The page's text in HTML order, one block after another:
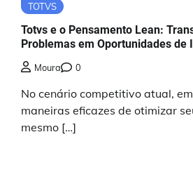
TOTVS
Totvs e o Pensamento Lean:
Problemas em Oportunidades de
Moura 0
No cenário competitivo atual,
maneiras eficazes de otimizar
mesmo […]